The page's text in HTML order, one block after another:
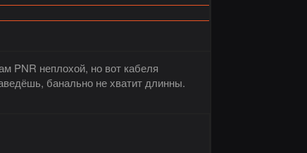
PNR неплохой, но вот кабеля
банально не хватит длинны.